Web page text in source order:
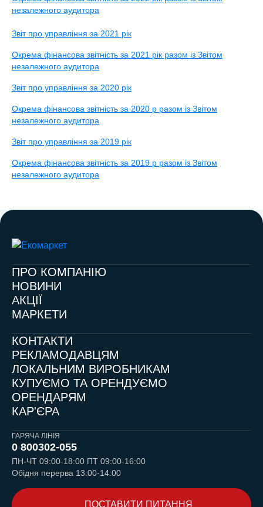
незалежного аудитора
Звіт про управління за 2021 рік
Окрема фінансова звітність за 2021 рік разом із Звітом
незалежного аудитора
Звіт про управління за 2020 рік
Окрема фінансова звітність за 2020 р разом із Звітом
незалежного аудитора
Звіт про управління за 2019 рік
Окрема фінансова звітність за 2019 р разом із Звітом
незалежного аудитора
ПРО КОМПАНІЮ
НОВИНИ
АКЦІЇ
МАРКЕТИ
КОНТАКТИ
РЕКЛАМОДАВЦЯМ
ЛОКАЛЬНИМ ВИРОБНИКАМ
КУПУЄМО ТА ОРЕНДУЄМО
ОРЕНДАРЯМ
КАР'ЄРА
ГАРЯЧА ЛІНІЯ
0 800302-055
ПН-ЧТ 09:00-18:00 ПТ 09:00-16:00
Обідня перерва 13:00-14:00
ПОСТАВИТИ ПИТАННЯ